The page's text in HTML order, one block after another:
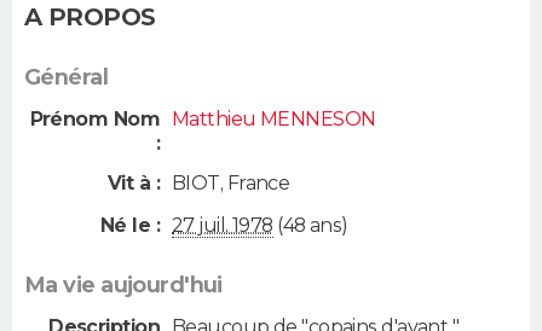
A PROPOS
Général
Prénom Nom
:
Matthieu MENNESON
Vit à : BIOT, France
Né le : 27 juil. 1978 (48 ans)
Ma vie aujourd'hui
Description Beaucoup de "copains d'avant "